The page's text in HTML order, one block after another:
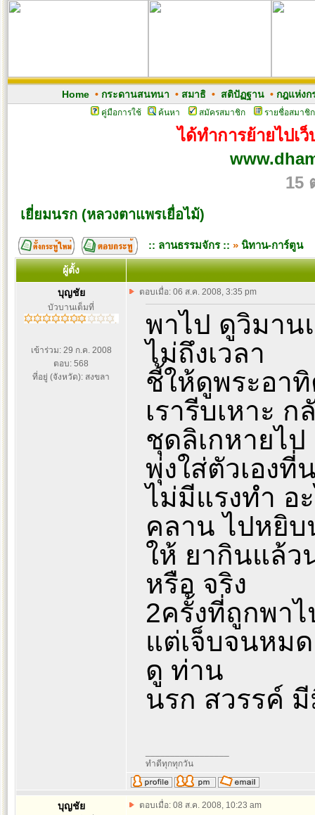
Home• กระดานสนทนา • สมาธิ• สติปัฏฐาน• กฎแห่งก
คู่มือการใช้ ค้นหา สมัครสมาชิก รายชื่อสมาชิก
ได้ทำการย้ายไปเ
15
เยี่ยมนรก (หลวงตาแพรเยื่อไม้)
:: ลานธรรมจักร :: » นิทาน-การ์ตูน
ผู้ตั้ง
บุญชัย
บัวบานเต็มที่
เข้าร่วม: 29 ก.ค. 2008
ตอบ: 568
ที่อยู่ (จังหวัด): สงขลา
ตอบเมื่อ: 06 ส.ค. 2008, 3:35 pm
พาไป ดูวิมาน
ไม่ถึงเวลา
ชี้ให้ดูพระอา
เรารีบเหาะ
ชุดลิเกหายไ
พุ่งใส่ตัวเอง
ไม่มีแรงทำ อ
คลาน ไปหยิ
ให้ ยากินแล้ว
หรือ จริง
2ครั้งที่ถูกพา
แต่เจ็บจนหม
ดู ท่าน
นรก สวรรค์
ทำดีทุกทุกวัน
บุญชัย ตอบเมื่อ: 08 ส.ค. 2008, 10:23 am